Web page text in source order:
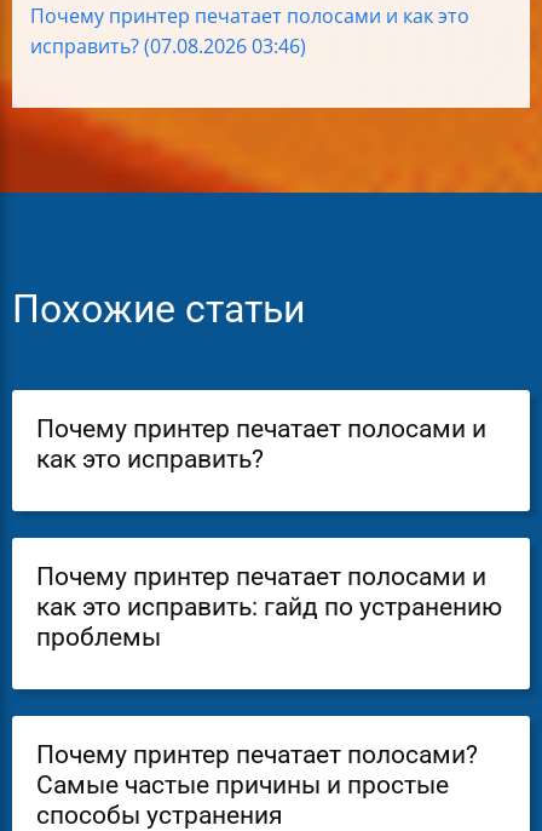
Почему принтер печатает полосами и как это
исправить? (07.08.2026 03:46)
Похожие статьи
Почему принтер печатает полосами и
как это исправить?
Почему принтер печатает полосами и
как это исправить: гайд по устранению
проблемы
Почему принтер печатает полосами?
Самые частые причины и простые
способы устранения